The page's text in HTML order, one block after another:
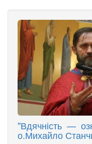
"Вдячність —
о.Михайло